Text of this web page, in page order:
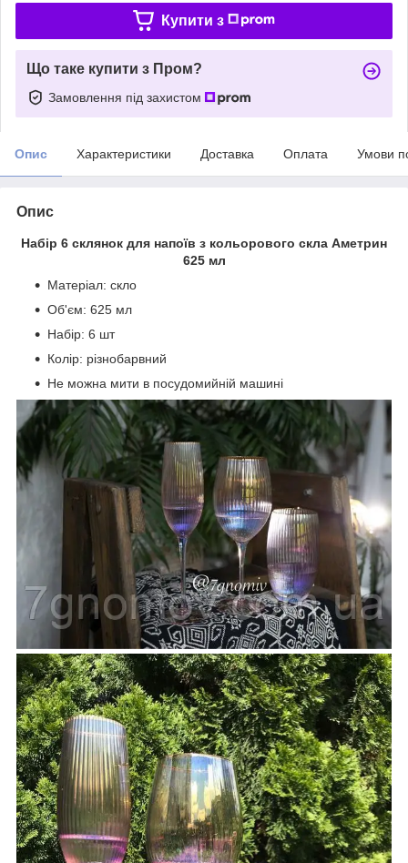
Купити з
Що таке купити з Пром?
Замовлення під захистом
Опис Характеристики Доставка Оплата Умови
Опис
Набір 6 склянок для напоїв з кольорового скла Аметрин
625 мл
Матеріал: скло
Об'єм: 625 мл
Набір: 6 шт
Колір: різнобарвний
Не можна мити в посудомийній машині